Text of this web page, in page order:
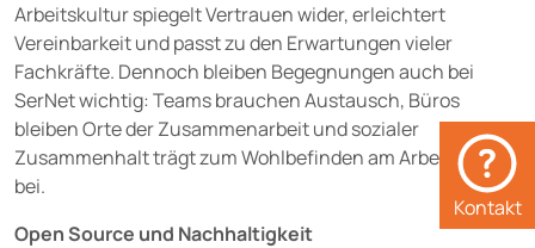
Arbeitskultur spiegelt Vertrauen wider, erleichtert
Vereinbarkeit und passt zu den Erwartungen vieler
Fachkräfte. Dennoch bleiben Begegnungen auch bei
SerNet wichtig: Teams brauchen Austausch, Büros
bleiben Orte der Zusammenarbeit und sozialer
Zusammenhalt trägt zum Wohlbefinden am Arbeitsplatz
bei.
Open Source und Nachhaltigkeit
Kontakt